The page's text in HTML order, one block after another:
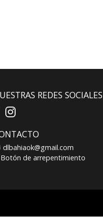
REDES SOCIALES
dlbahiaok@gmail.com
de arrepentimiento